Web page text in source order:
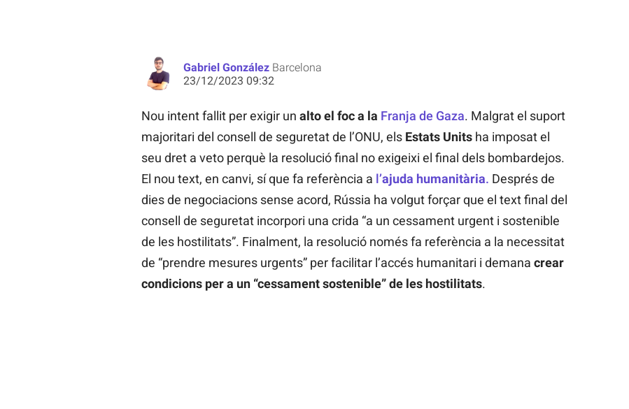
Gabriel González Barcelona
23/12/2023 09:32
Nou intent fallit per exigir un alto el foc a la Franja de Gaza. Malgrat el suport
majoritari del consell de seguretat de l’ONU, els Estats Units ha imposat el
seu dret a veto perquè la resolució final no exigeixi el final dels bombardejos.
El nou text, en canvi, sí que fa referència a l’ajuda humanitària. Després de
dies de negociacions sense acord, Rússia ha volgut forçar que el text final del
consell de seguretat incorpori una crida “a un cessament urgent i sostenible
de les hostilitats”. Finalment, la resolució només fa referència a la necessitat
de “prendre mesures urgents” per facilitar l’accés humanitari i demana crear
condicions per a un “cessament sostenible” de les hostilitats.